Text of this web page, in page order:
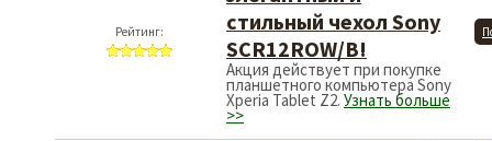
Рейтинг:
стильный чехол Sony
SCR12ROW/B!
Акция действует при покупке
планшетного компьютера Sony
Xperia Tablet Z2. Узнать больше
>>